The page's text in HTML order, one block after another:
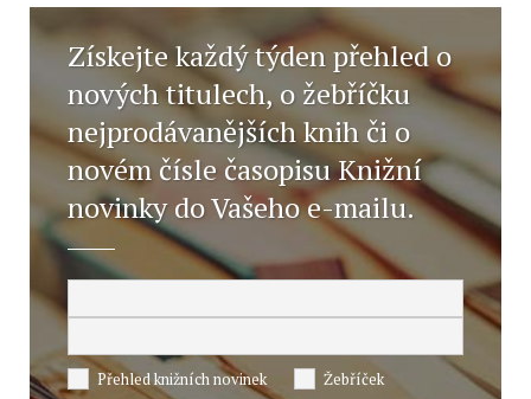
Získejte každý týden přehled o
nových titulech, o žebříčku
nejprodávanějších knih či o
novém čísle časopisu Knižní
novinky do Vašeho e-mailu.
Přehled knižních novinek
Žebříček